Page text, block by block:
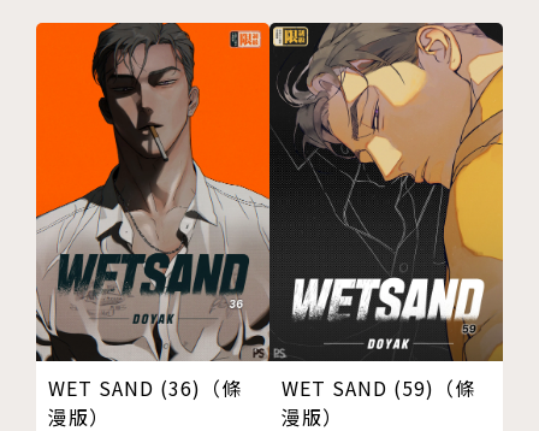
WET SAND (36)（條
漫版）
WET SAND (59)（條
漫版）